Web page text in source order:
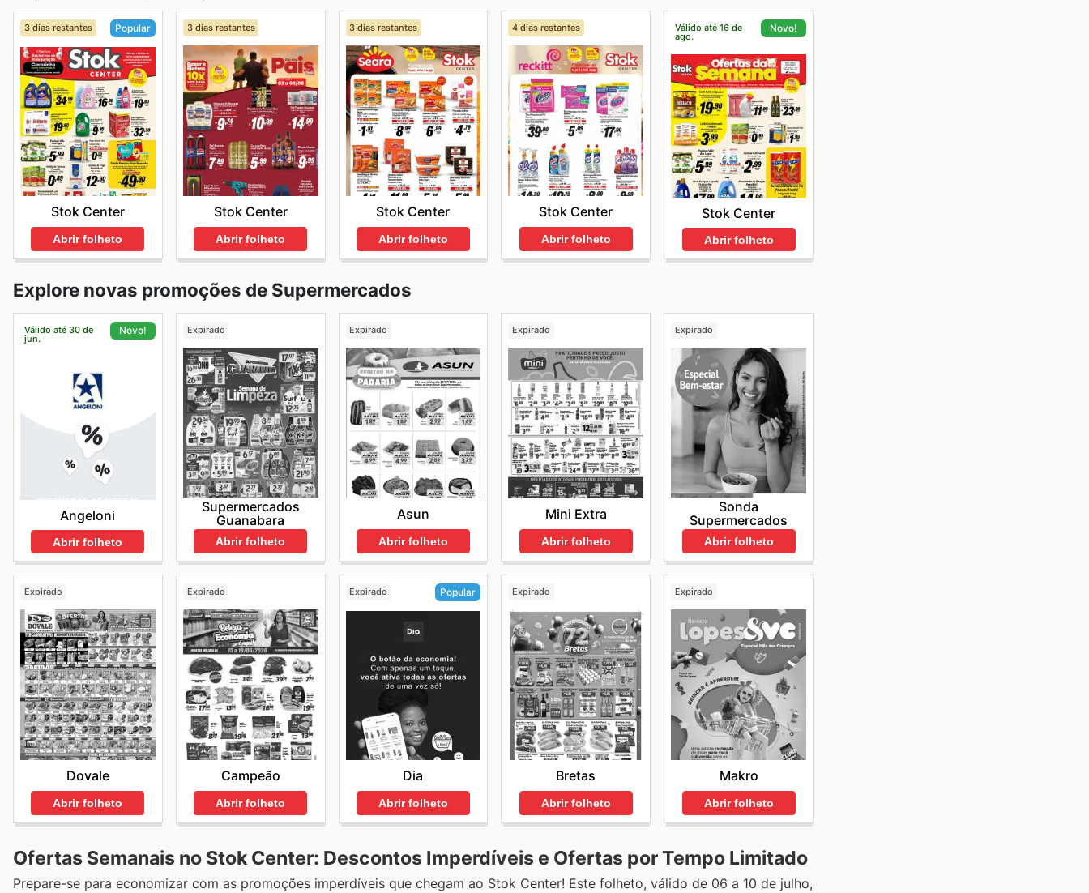
3 dias restantes Popular
Stok Center
Abrir folheto
3 dias restantes
Stok Center
Abrir folheto
3 dias restantes
Stok Center
Abrir folheto
4 dias restantes
Stok Center
Abrir folheto
Válido até 16 de
ago.
Novo!
Stok Center
Abrir folheto
Explore novas promoções de Supermercados
Válido até 30 de
jun.
Novo!
Angeloni
Abrir folheto
Expirado
Supermercados
Guanabara
Abrir folheto
Expirado
Asun
Abrir folheto
Expirado
Mini Extra
Abrir folheto
Expirado
Sonda
Supermercados
Abrir folheto
Expirado
Dovale
Abrir folheto
Expirado
Campeão
Abrir folheto
Expirado Popular
Dia
Abrir folheto
Expirado
Bretas
Abrir folheto
Expirado
Makro
Abrir folheto
Ofertas Semanais no Stok Center: Descontos Imperdíveis e Ofertas por Tempo Limitado
Prepare-se para economizar com as promoções imperdíveis que chegam ao Stok Center! Este folheto, válido de 06 a 10 de julho,